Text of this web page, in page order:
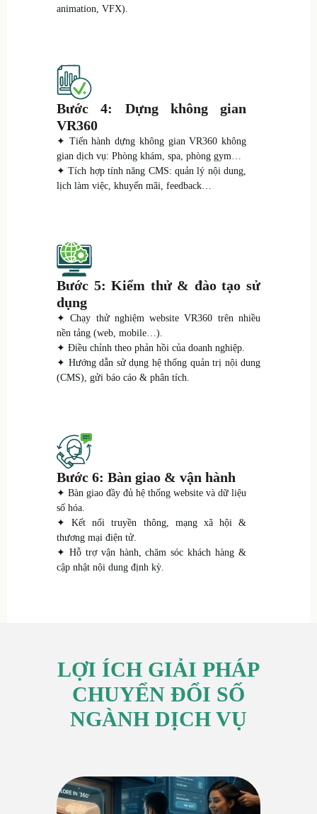
animation, VFX).
Bước 4: Dựng không gian
VR360
✦ Tiến hành dựng không gian VR360 không
gian dịch vụ: Phòng khám, spa, phòng gym…
✦ Tích hợp tính năng CMS: quản lý nội dung,
lịch làm việc, khuyến mãi, feedback…
Bước 5: Kiểm thử & đào tạo sử
dụng
✦ Chạy thử nghiệm website VR360 trên nhiều
nền tảng (web, mobile…).
✦ Điều chỉnh theo phản hồi của doanh nghiệp.
✦ Hướng dẫn sử dụng hệ thống quản trị nội dung
(CMS), gửi báo cáo & phân tích.
Bước 6: Bàn giao & vận hành
✦ Bàn giao đầy đủ hệ thống website và dữ liệu
số hóa.
✦ Kết nối truyền thông, mạng xã hội &
thương mại điện tử.
✦ Hỗ trợ vận hành, chăm sóc khách hàng &
cập nhật nội dung định kỳ.
LỢI ÍCH GIẢI PHÁP
CHUYỂN ĐỔI SỐ
NGÀNH DỊCH VỤ